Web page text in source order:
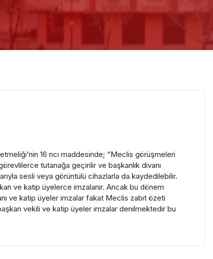
16 ncı maddesinde; “Meclis görüşmeleri
tutanağa geçirilir ve başkanlık divanı
sesli veya görüntülü cihazlarla da kaydedilebilir.
ve katip üyelerce imzalanır. Ancak bu dönem
ve katip üyeler imzalar fakat Meclis zabıt özeti
vekili ve katip üyeler imzalar denilmektedir bu